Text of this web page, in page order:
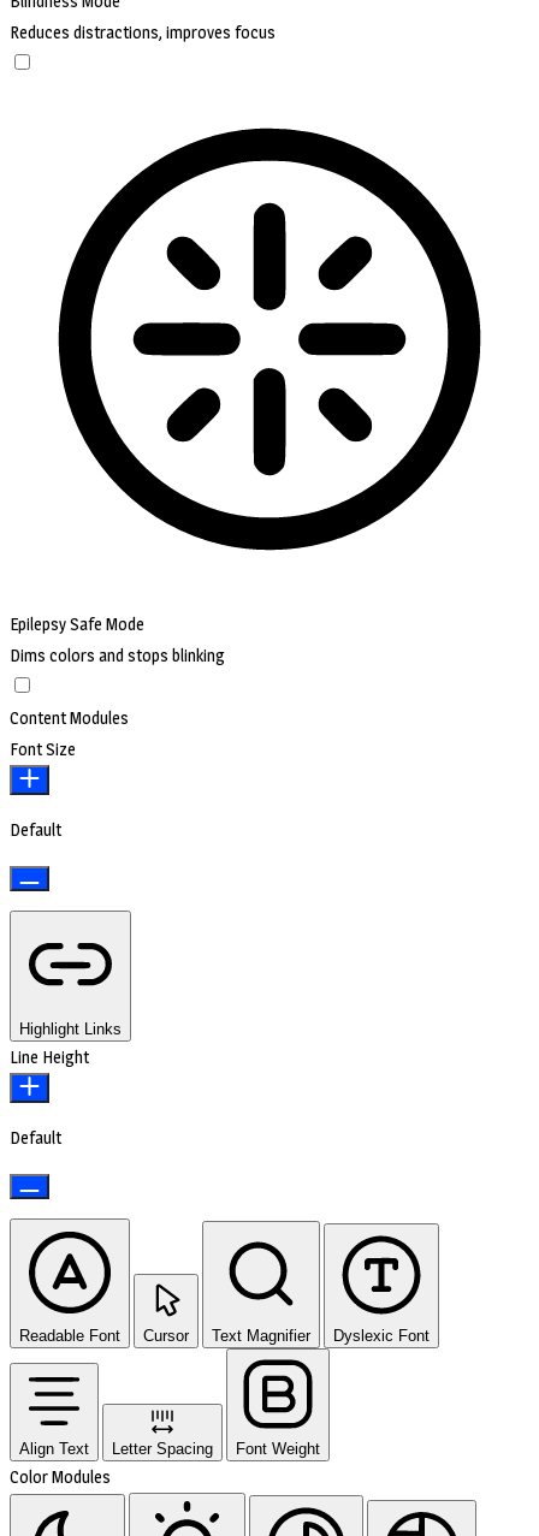
Reduces distractions, improves focus
Epilepsy Safe Mode
Dims colors and stops blinking
Content Modules
Font Size
Default
Highlight Links
Line Height
Default
Readable Font Cursor Text Magnifier Dyslexic Font
Align Text Letter Spacing Font Weight
Color Modules